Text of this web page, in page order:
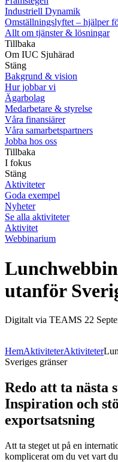
Industriell Dynamik
Omställningslyftet – hjälper
Allt om tjänster & lösningar
Tillbaka
Om IUC Sjuhärad
Stäng
Bakgrund & vision
Hur jobbar vi
Ägarbolag
Medarbetare & styrelse
Våra finansiärer
Våra samarbetspartners
Jobba hos oss
Tillbaka
I fokus
Stäng
Aktiviteter
Goda exempel
Nyheter
Se alla aktiviteter
Aktivitet
Webbinarium
utanför
Digitalt via TEAMS 22
HemAktiviteterAktiviteter
Sveriges gränser
Redo att ta nästa
Inspiration och
exportsatsning
Att ta steget ut på en
komplicerat om du vet vart